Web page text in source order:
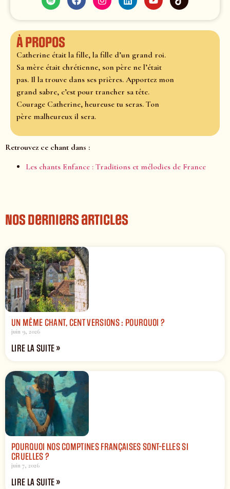
À propos
Catherine était la fille, la fille d’un grand roi.
Sa mère était chrétienne, son père ne l’était
pas. Il la trouve dans ses prières. Apportez mon
grand sabre, c’est pour trancher sa tête.
Courage Catherine, heureuse tu seras. Ton
père malheureux il sera.
Retrouvez ce chant dans :
Les chants Enfance : Traditions et mélodies de France
Nos derniers articles
UN MÊME CHANT, CENT VERSIONS : POURQUOI ?
juin 9, 2026
LIRE LA SUITE »
POURQUOI NOS COMPTINES FRANÇAISES SONT-ELLES SI
CRUELLES ?
juin 7, 2026
LIRE LA SUITE »